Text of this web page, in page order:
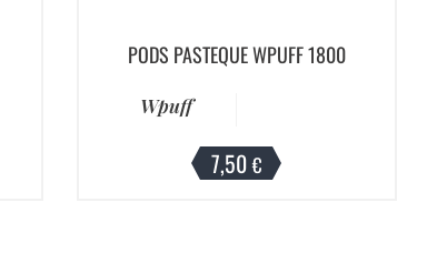
PODS PASTEQUE WPUFF 1800
Wpuff
7,50€